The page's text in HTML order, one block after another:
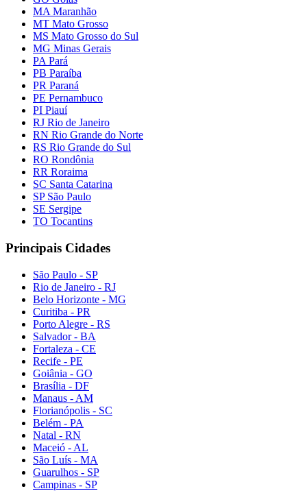
MA Maranhão
MT Mato Grosso
MS Mato Grosso do Sul
MG Minas Gerais
PA Pará
PB Paraíba
PR Paraná
PE Pernambuco
PI Piauí
RJ Rio de Janeiro
RN Rio Grande do Norte
RS Rio Grande do Sul
RO Rondônia
RR Roraima
SC Santa Catarina
SP São Paulo
SE Sergipe
TO Tocantins
Principais Cidades
São Paulo - SP
Rio de Janeiro - RJ
Belo Horizonte - MG
Curitiba - PR
Porto Alegre - RS
Salvador - BA
Fortaleza - CE
Recife - PE
Goiânia - GO
Brasília - DF
Manaus - AM
Florianópolis - SC
Belém - PA
Natal - RN
Maceió - AL
São Luís - MA
Guarulhos - SP
Campinas - SP